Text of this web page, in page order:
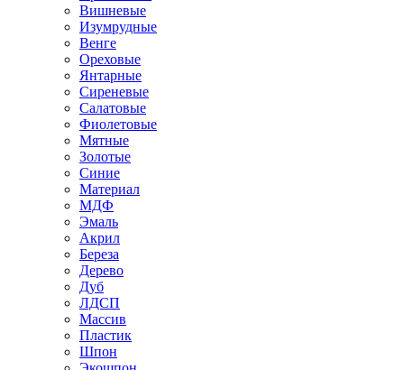
Вишневые
Изумрудные
Венге
Ореховые
Янтарные
Сиреневые
Салатовые
Фиолетовые
Мятные
Золотые
Синие
Материал
МДФ
Эмаль
Акрил
Береза
Дерево
Дуб
ЛДСП
Массив
Пластик
Шпон